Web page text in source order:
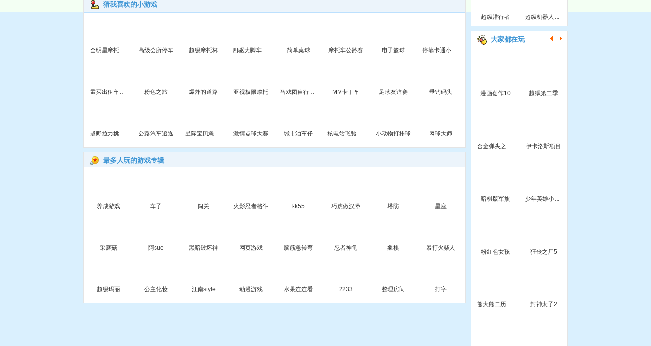
猜我喜欢的小游戏
全明星摩托车赛 高级会所停车 超级摩托杯 四驱大脚车联赛 简单桌球 摩托车公路赛 电子篮球 停靠卡通小轿车
孟买出租车停靠 粉色之旅 爆炸的道路 亚视极限摩托 马戏团自行车表演 MM卡丁车 足球友谊赛 垂钓码头
越野拉力挑战赛 公路汽车追逐 星际宝贝急速追击英文版 激情点球大赛 城市泊车仔 核电站飞驰摩托选关版 小动物打排球 网球大师
最多人玩的游戏专辑
养成游戏 车子 闯关 火影忍者格斗 kk55 巧虎做汉堡 塔防 星座
采蘑菇 阿sue 黑暗破坏神 网页游戏 脑筋急转弯 忍者神龟 象棋 暴打火柴人
超级玛丽 公主化妆 江南style 动漫游戏 水果连连看 2233 整理房间 打字
超级潜行者 超级机器人战争
大家都在玩
漫画创作10 越狱第二季
合金弹头之沙漠孤城无敌版 伊卡洛斯项目
暗棋版军旗 少年英雄小哪吒
粉红色女孩 狂丧之尸5
熊大熊二历险记 封神太子2